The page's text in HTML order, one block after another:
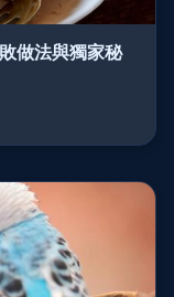
做法與獨家秘